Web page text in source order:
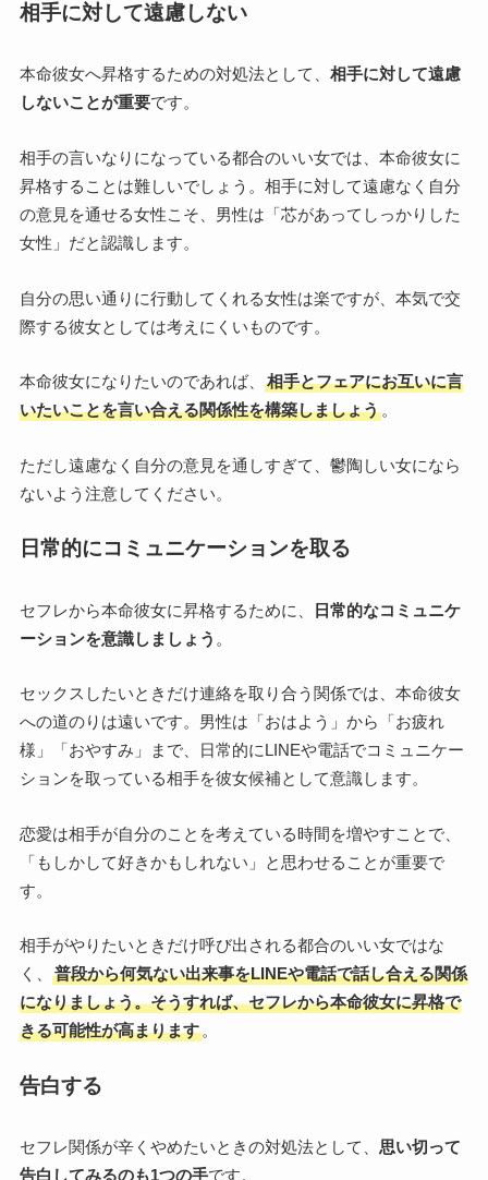
相手に対して遠慮しない
本命彼女へ昇格するための対処法として、 相手に対して遠慮
しないことが重要です。
相手の言いなりになっている都合のいい女では、本命彼女に
昇格することは難しいでしょう。相手に対して遠慮なく自分
の意見を通せる女性こそ、男性は「芯があってしっかりした
女性」だと認識します。
自分の思い通りに行動してくれる女性は楽ですが、本気で交
際する彼女としては考えにくいものです。
本命彼女になりたいのであれば、
相手とフェアにお互いに言
いたいことを言い合える関係性を構築しましょう。
ただし遠慮なく自分の意見を通しすぎて、鬱陶しい女になら
ないよう注意してください。
日常的にコミュニケーションを取る
セフレから本命彼女に昇格するために、
日常的なコミュニケ
ーションを意識しましょう 。
セックスしたいときだけ連絡を取り合う関係では、本命彼女
への道のりは遠いです。男性は「おはよう」から「お疲れ
様」「おやすみ」まで、日常的にLINEや電話でコミュニケー
ションを取っている相手を彼女候補として意識します。
恋愛は相手が自分のことを考えている時間を増やすことで、
「もしかして好きかもしれない」と思わせることが重要で
す。
相手がやりたいときだけ呼び出される都合のいい女ではな
く、
普段から何気ない出来事をLINEや電話で話し合える関係
になりましょう。そうすれば、セフレから本命彼女に昇格で
きる可能性が高まります。
告白する
セフレ関係が辛くやめたいときの対処法として、 思い切って
告白してみるのも1つの手です。